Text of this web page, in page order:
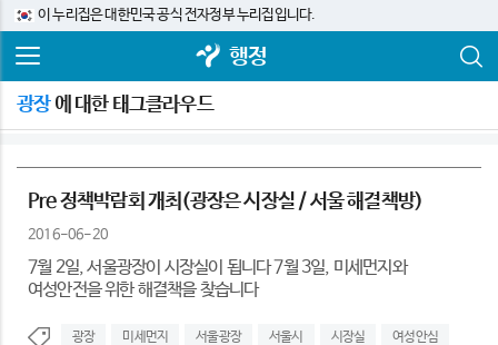
이 누리집은 대한민국 공식 전자정부 누리집입니다.
행정
광장에 대한 태그클라우드
Pre 정책박람회 개최(광장은 시장실 / 서울 해결책방)
2016-06-20
7월 2일, 서울광장이 시장실이 됩니다 7월 3일, 미세먼지와
여성안전을 위한 해결책을 찾습니다
광장 미세먼지 서울광장 서울시 시장실 여성안심